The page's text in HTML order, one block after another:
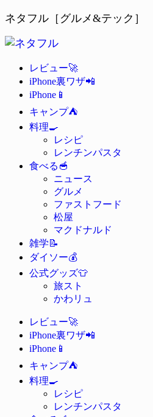
ネタフル［グルメ&テック］
レビュー🚀
iPhone裏ワザ📲
iPhone 📱
キャンプ⛺
料理🍳
レシピ
レンチンパスタ
食べる 🥣
ニュース
グルメ
ファストフード
松屋
マクドナルド
雑学📝
ダイソー💰
公式グッズ👕
旅スト
かわリュ
レビュー🚀
iPhone裏ワザ📲
iPhone 📱
キャンプ⛺
料理🍳
レシピ
レンチンパスタ